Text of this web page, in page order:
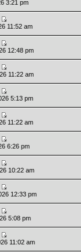
3:21 pm
11:52 am
12:48 pm
11:22 am
5:13 pm
11:22 am
6:26 pm
10:22 am
12:33 pm
5:08 pm
11:02 am